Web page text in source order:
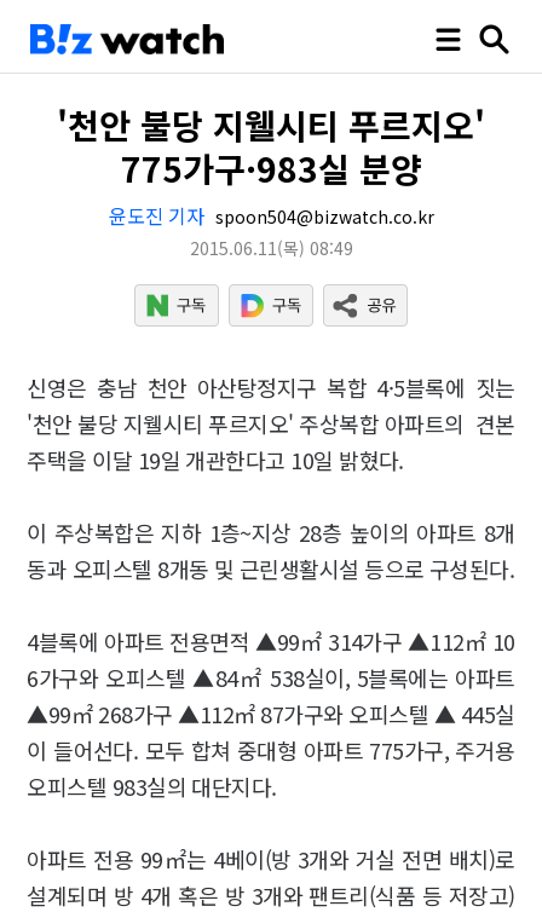
'천안 불당 지웰시티 푸르지오'
775가구·983실 분양
윤도진 기자 spoon504@bizwatch.co.kr
2015.06.11(목) 08:49
신영은 충남 천안 아산탕정지구 복합 4·5블록에 짓는
'천안 불당 지웰시티 푸르지오' 주상복합 아파트의 견본
주택을 이달 19일 개관한다고 10일 밝혔다.
이 주상복합은 지하 1층~지상 28층 높이의 아파트 8개
동과 오피스텔 8개동 및 근린생활시설 등으로 구성된다.
4블록에 아파트 전용면적 ▲99㎡ 314가구 ▲112㎡ 10
6가구와 오피스텔 ▲84㎡ 538실이, 5블록에는 아파트
▲99㎡ 268가구 ▲112㎡ 87가구와 오피스텔 ▲ 445실
이 들어선다. 모두 합쳐 중대형 아파트 775가구, 주거용
오피스텔 983실의 대단지다.
아파트 전용 99㎡는 4베이(방 3개와 거실 전면 배치)로
설계되며 방 4개 혹은 방 3개와 팬트리(식품 등 저장고)